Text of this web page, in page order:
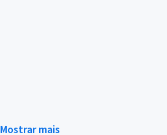
Mostrar mais